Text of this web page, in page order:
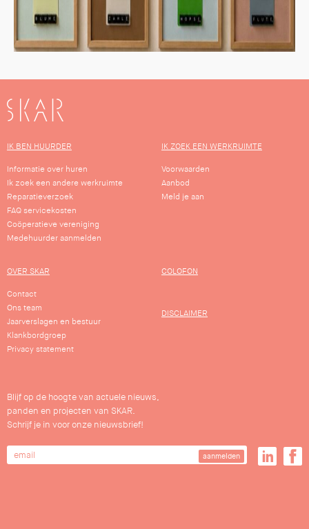
SKAR
IK BEN HUURDER
Informatie over huren
Ik zoek een andere werkruimte
Reparatieverzoek
FAQ servicekosten
Coöperatieve vereniging
Medehuurder aanmelden
IK ZOEK EEN WERKRUIMTE
Voorwaarden
Aanbod
Meld je aan
OVER SKAR
Contact
Ons team
Jaarverslagen en bestuur
Klankbordgroep
Privacy statement
COLOFON
DISCLAIMER
Blijf op de hoogte van actuele nieuws,
panden en projecten van SKAR.
Schrijf je in voor onze nieuwsbrief!